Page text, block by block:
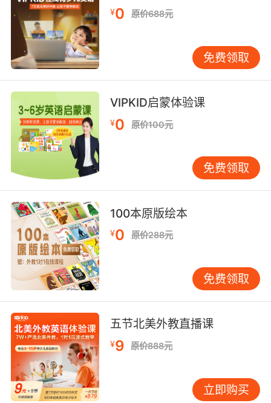
小鸡球球生命友情绘本系列-小鸡球球和向日葵
小鸡球球是一只可爱的小鸡，她在山丘上发现了
吃掉它，因为它会长大。种子长出了很多叶子，
看起来很好吃，可叶子请小鸡球球耐心等待，等
叶子长多了再吃，最后，在小鸡球球的照料下，
种子成长为一棵高大的向日葵，小鸡球球和向日
葵也成了好朋友。可是，到了秋天，向日葵枯萎
了，小鸡球球伤心地哭了。这时，从向日葵花盘
到明年夏天，你再到这座小山丘上来吧。冬去春
来，小鸡球球长成了一只大鸡，并带着一群小鸡
宝宝来到了山丘上，在这里，出现了一片向日葵
花田……这是一个温暖的幼儿故事，通过向日葵和
小鸡的共同成长，演绎出一个生命永不止息的生
命教育主题，同时也教会孩子一个道理：美好的
媒体评论
暂无媒体评论
¥0 原价688元
免费领取
VIPKID启蒙体验课
¥0 原价100元
免费领取
100本原版绘本
¥0 原价288元
免费领取
五节北美外教直播课
¥9 原价888元
立即购买